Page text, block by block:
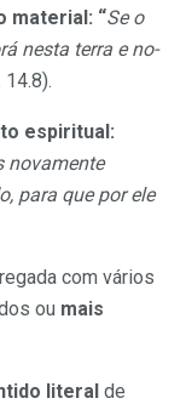
material: “Se o
nesta terra e no-
14.8).
espiritual:
novamente
para que por ele
com vários
ou mais
literal de